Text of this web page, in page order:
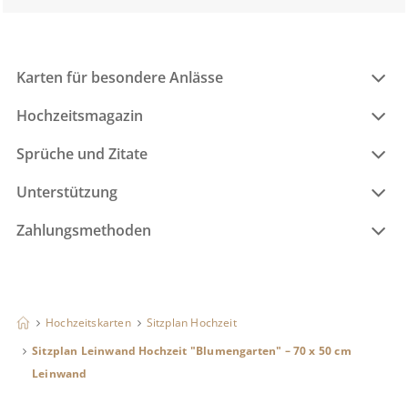
Karten für besondere Anlässe
Hochzeitsmagazin
Sprüche und Zitate
Unterstützung
Zahlungsmethoden
Hochzeitskarten
Sitzplan Hochzeit
Sitzplan Leinwand Hochzeit "Blumengarten" – 70 x 50 cm
Leinwand